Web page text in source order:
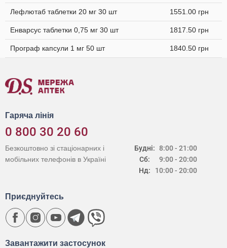
Лефлютаб таблетки 20 мг 30 шт 1551.00 грн
Енварсус таблетки 0,75 мг 30 шт 1817.50 грн
Програф капсули 1 мг 50 шт 1840.50 грн
Гаряча лінія
0 800 30 20 60
Будні:
Сб:
Нд:
8:00 - 21:00
9:00 - 20:00
10:00 - 20:00
Безкоштовно зі стаціонарних і
мобільних телефонів в Україні
Завантажити застосунок
Приєднуйтесь